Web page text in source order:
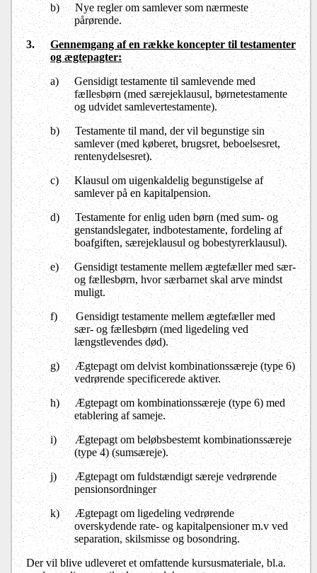
b)
Nye regler om samlever som nærmeste
pårørende.
3.
Gennemgang af en række koncepter til testamenter
og ægtepagter:
a)
Gensidigt testamente til samlevende med
fællesbørn (med særejeklausul, børnetestamente
og udvidet samlevertestamente).
b)
Testamente til mand, der vil begunstige sin
samlever (med køberet, brugsret, beboelsesret,
rentenydelsesret).
c)
Klausul om uigenkaldelig begunstigelse af
samlever på en kapitalpension.
d)
Testamente for enlig uden børn (med sum- og
genstandslegater, indbotestamente, fordeling af
boafgiften, særejeklausul og bobestyrerklausul).
e)
Gensidigt testamente mellem ægtefæller med sær-
og fællesbørn, hvor særbarnet skal arve mindst
muligt.
f)
Gensidigt testamente mellem ægtefæller med
sær- og fællesbørn (med ligedeling ved
længstlevendes død).
g)
Ægtepagt om delvist kombinationssæreje (type 6)
vedrørende specificerede aktiver.
h)
Ægtepagt om kombinationssæreje (type 6) med
etablering af sameje.
i)
Ægtepagt om beløbsbestemt kombinationssæreje
(type 4) (sumsæreje).
j)
Ægtepagt om fuldstændigt særeje vedrørende
pensionsordninger
k)
Ægtepagt om ligedeling vedrørende
overskydende rate- og kapitalpensioner m.v ved
separation, skilsmisse og bosondring.
Der vil blive udleveret et omfattende kursusmateriale, bl.a.